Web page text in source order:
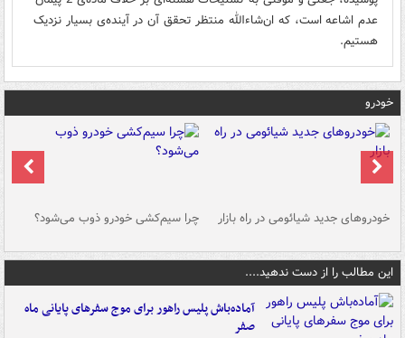
عدم اشاعه است، که ان‌شاءالله منتظر تحقق آن در آینده‌ی بسیار نزدیک
هستیم.
خودرو
خودروهای جدید شیائومی در راه بازار چرا سیم‌کشی خودرو ذوب می‌شود؟
این مطالب را از دست ندهید....
آماده‌باش پلیس راهور برای موج سفرهای پایانی ماه
صفر